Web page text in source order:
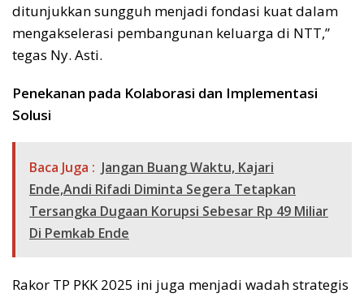
ditunjukkan sungguh menjadi fondasi kuat dalam
mengakselerasi pembangunan keluarga di NTT,”
tegas Ny. Asti.
Penekanan pada Kolaborasi dan Implementasi
Solusi
Baca Juga : Jangan Buang Waktu, Kajari
Ende,Andi Rifadi Diminta Segera Tetapkan
Tersangka Dugaan Korupsi Sebesar Rp 49 Miliar
Di Pemkab Ende
Rakor TP PKK 2025 ini juga menjadi wadah strategis